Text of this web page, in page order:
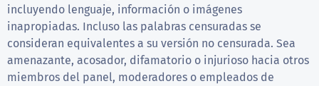
incluyendo lenguaje, información o imágenes
inapropiadas. Incluso las palabras censuradas se
consideran equivalentes a su versión no censurada. Sea
amenazante, acosador, difamatorio o injurioso hacia otros
miembros del panel, moderadores o empleados de